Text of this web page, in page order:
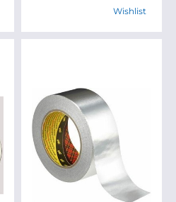
Wishlist